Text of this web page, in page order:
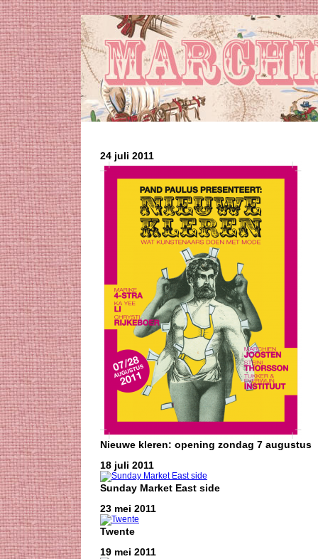
24 juli 2011
Nieuwe kleren: opening zondag 7 augustus
18 juli 2011
Sunday Market East side
23 mei 2011
Twente
19 mei 2011